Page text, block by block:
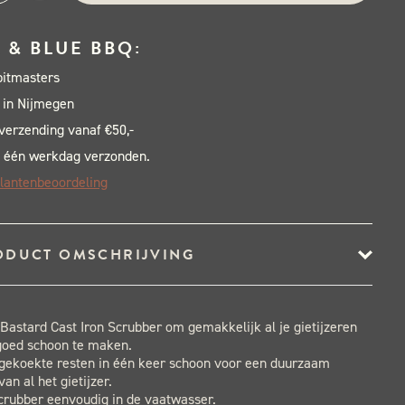
& BLUE BBQ:
Nijmegen
vanaf €50,-
één werkdag verzonden.
OMSCHRIJVING
Cast Iron Scrubber om gemakkelijk al je gietijzeren
schoon te maken.
resten in één keer schoon voor een duurzaam
al het gietijzer.
eenvoudig in de vaatwasser.